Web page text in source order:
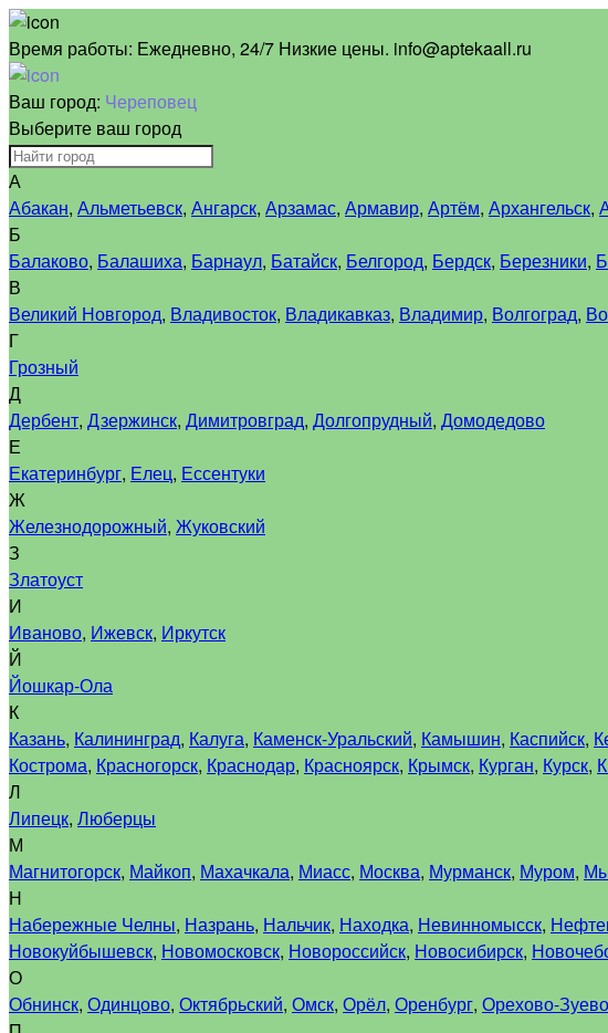
Время работы: Ежедневно, 24/7 Низкие цены. info@aptekaall.ru
Ваш город: Череповец
Выберите ваш город
А
Абакан, Альметьевск, Ангарск, Арзамас, Армавир, Артём, Архангельск,
Б
Балаково, Балашиха, Барнаул, Батайск, Белгород, Бердск, Березники,
В
Великий Новгород, Владивосток, Владикавказ, Владимир, Волгоград,
Г
Грозный
Д
Дербент, Дзержинск, Димитровград, Долгопрудный, Домодедово
Е
Екатеринбург, Елец, Ессентуки
Ж
Железнодорожный, Жуковский
З
Златоуст
И
Иваново, Ижевск, Иркутск
Й
Йошкар-Ола
К
Казань, Калининград, Калуга, Каменск-Уральский, Камышин, Каспийск,
Кострома, Красногорск, Краснодар, Красноярск, Крымск, Курган, Курск,
Л
Липецк, Люберцы
М
Магнитогорск, Майкоп, Махачкала, Миасс, Москва, Мурманск, Муром,
Н
Набережные Челны, Назрань, Нальчик, Находка, Невинномысск,
Новокуйбышевск, Новомосковск, Новороссийск, Новосибирск,
О
Обнинск, Одинцово, Октябрьский, Омск, Орёл, Оренбург, Орехово-Зуево